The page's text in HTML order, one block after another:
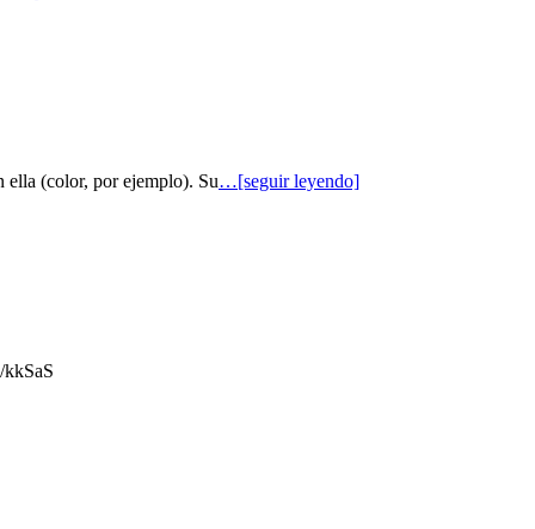
ella (color, por ejemplo). Su…[seguir leyendo]
kkSaS